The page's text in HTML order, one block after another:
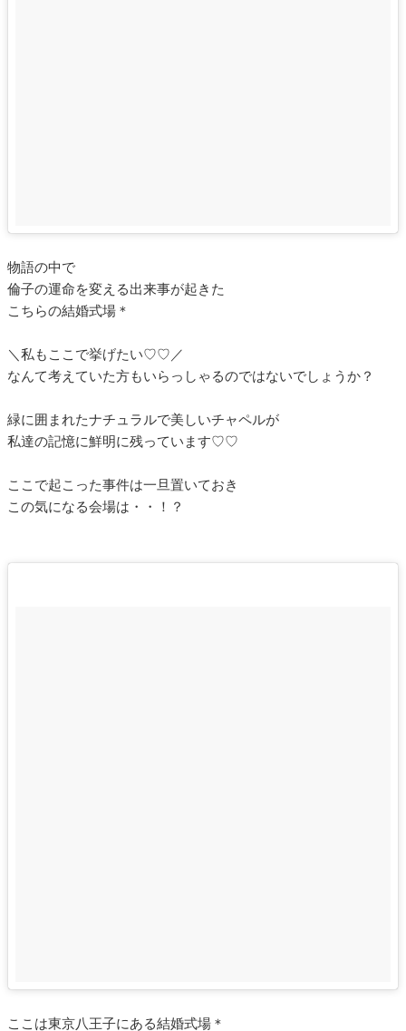
物語の中で
倫子の運命を変える出来事が起きた
こちらの結婚式場＊
＼私もここで挙げたい♡♡／
なんて考えていた方もいらっしゃるのではないでしょうか？
緑に囲まれたナチュラルで美しいチャペルが
私達の記憶に鮮明に残っています♡♡
ここで起こった事件は一旦置いておき
この気になる会場は・・！？
ここは東京八王子にある結婚式場＊